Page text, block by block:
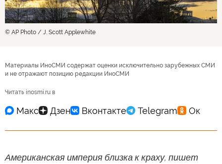
© AP Photo / J. Scott Applewhite
Материалы ИноСМИ содержат оценки исключительно зарубежных СМИ
и не отражают позицию редакции ИноСМИ
Читать inosmi.ru в
Американская империя близка к краху, пишет